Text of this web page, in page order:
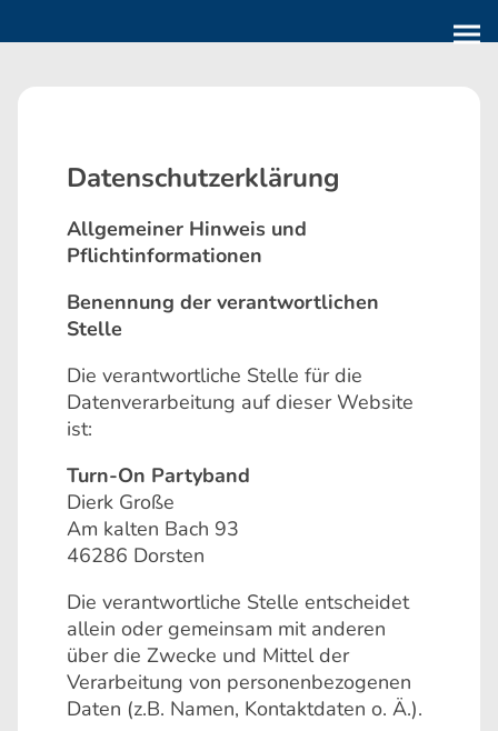
Datenschutz­erklärung
Allgemeiner Hinweis und
Pflichtinformationen
Benennung der verantwortlichen
Stelle
Die verantwortliche Stelle für die
Datenverarbeitung auf dieser Website
ist:
Turn-On Partyband
Dierk Große
Am kalten Bach 93
46286 Dorsten
Die verantwortliche Stelle entscheidet
allein oder gemeinsam mit anderen
über die Zwecke und Mittel der
Verarbeitung von personenbezogenen
Daten (z.B. Namen, Kontaktdaten o. Ä.).